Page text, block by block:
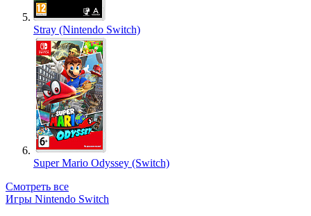
Stray (Nintendo Switch)
Super Mario Odyssey (Switch)
Смотреть все
Игры Nintendo Switch